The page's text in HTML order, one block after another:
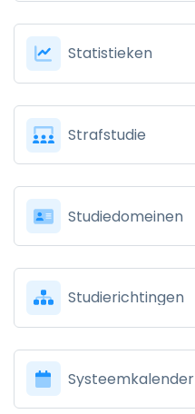
Statistieken
Strafstudie
Studiedomeinen
Studierichtingen
Systeemkalender